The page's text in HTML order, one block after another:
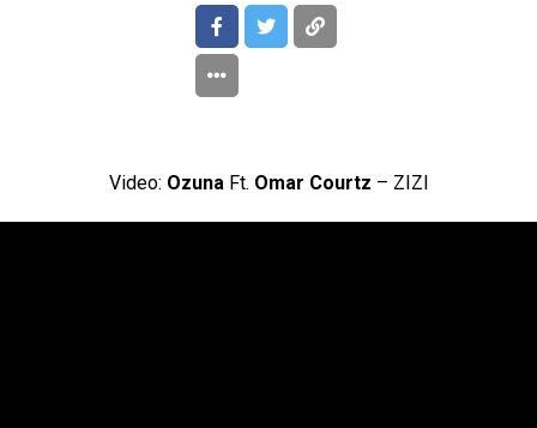
Video: Ozuna Ft. Omar Courtz – ZIZI